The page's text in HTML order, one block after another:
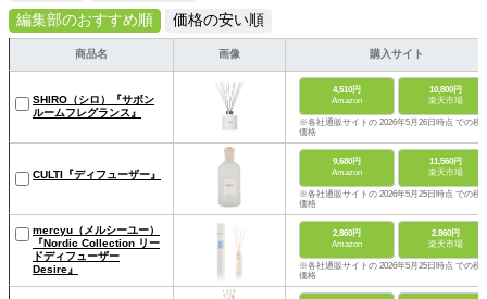
編集部のおすすめ順
価格の安い順
商品名 画像 購入サイト
SHIRO（シロ）『サボン
ルームフレグランス』
4,510円
Amazon
10,800円
楽天市場
※各社通販サイトの 2026年5月26日時点 での税
価格
CULTI『ディフューザー』
9,680円
Amazon
11,560円
楽天市場
※各社通販サイトの 2026年5月25日時点 での税
価格
mercyu（メルシーユー）
『Nordic Collection リー
ドディフューザー
Desire』
2,860円
Amazon
2,860円
楽天市場
※各社通販サイトの 2026年5月25日時点 での税
価格